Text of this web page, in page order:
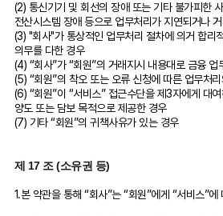
(2) 통신기기 및 회선의 장애 또는 기타 불가피한
전산시스템 장애 등으로 업무처리가 지연되거나
(3) "회사"가 통상적인 업무처리 절차에 의거 합리
의무를 다한 경우
(4) “회사”가 “회원”의 거래지시 내용대로 금융 업
(5) “회원”의 착오 또는 오류 신청에 따른 업무처
(6) “회원”이 “서비스” 접근수단을 제3자에게 대
양도 또는 담보 목적으로 제공한 경우
(7) 기타 “회원”의 귀책사유가 있는 경우
제 17 조 (소유권 등)
1.본 약관을 통해 “회사”는 “회원”에게 “서비스”